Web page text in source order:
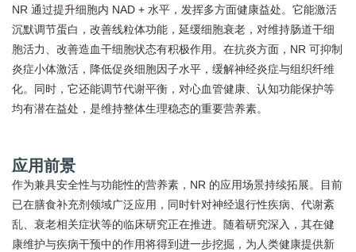
NR 通过提升细胞内 NAD + 水平，发挥多方面健康益处。它能激活
沉默调节蛋白，改善线粒体功能，延缓细胞衰老，对维持肠道干细
胞活力、改善造血干细胞状态有积极作用。在抗炎方面，NR 可抑制
炎症小体激活，降低促炎细胞因子水平，缓解神经炎症与组织纤维
化。同时，它还能调节代谢平衡，对心血管健康、认知功能保护等
均有潜在益处，是维持整体生理稳态的重要营养素。
应用前景
作为兼具安全性与功能性的营养素，NR 的应用场景持续拓展。目前
已在膳食补充剂领域广泛应用，同时针对神经退行性疾病、代谢紊
乱、衰老相关症状等的临床研究正在推进。随着研究深入，其在健
康维护与疾病干预中的作用将得到进一步挖掘，为人类健康提供新